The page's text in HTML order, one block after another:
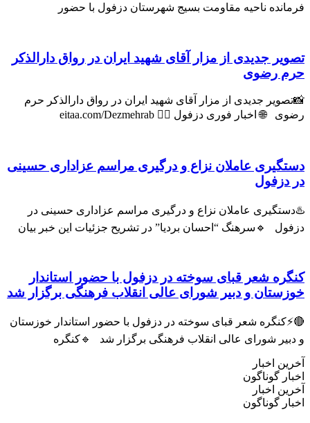
فرمانده ناحیه مقاومت بسیج شهرستان دزفول با حضور
تصویر جدیدی از مزار آقای شهید ایران در رواق دارالذکر
حرم رضوی
📸تصویر جدیدی از مزار آقای شهید ایران در رواق دارالذکر حرم
رضوی 🌐 اخبار فوری دزفول 👇🏻 eitaa.com/Dezmehrab
دستگیری عاملان نزاع و درگیری مراسم عزاداری حسینی
در دزفول
♨️دستگیری عاملان نزاع و درگیری مراسم عزاداری حسینی در
دزفول 🔹سرهنگ “احسان بردیا” در تشریح جزئیات این خبر بیان
کنگره شعر قبای سوخته در دزفول با حضور استاندار
خوزستان و دبیر شورای عالی انقلاب فرهنگی برگزار شد
🔴⚡کنگره شعر قبای سوخته در دزفول با حضور استاندار خوزستان
و دبیر شورای عالی انقلاب فرهنگی برگزار شد 🔹کنگره
آخرین اخبار
اخبار گوناگون
آخرین اخبار
اخبار گوناگون